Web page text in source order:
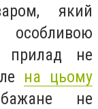
який
прилад не
на цьому
не